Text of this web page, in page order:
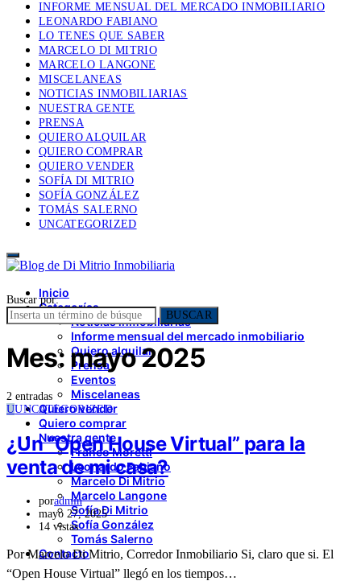
INFORME MENSUAL DEL MERCADO INMOBILIARIO
LEONARDO FABIANO
LO TENES QUE SABER
MARCELO DI MITRIO
MARCELO LANGONE
MISCELANEAS
NOTICIAS INMOBILIARIAS
NUESTRA GENTE
PRENSA
QUIERO ALQUILAR
QUIERO COMPRAR
QUIERO VENDER
SOFÍA DI MITRIO
SOFÍA GONZÁLEZ
TOMÁS SALERNO
UNCATEGORIZED
Inicio
Categorías
Noticias inmobiliarias
Informe mensual del mercado inmobiliario
Quiero alquilar
Prensa
Eventos
Miscelaneas
Quiero vender
Quiero comprar
Nuestra gente
Franco Moretti
Leonardo Fabiano
Marcelo Di Mitrio
Marcelo Langone
Sofía Di Mitrio
Sofía González
Tomás Salerno
Contacto
Buscar por:
BUSCAR
Mes: mayo 2025
2 entradas
UUNCATEGORIZED
¿Un “Open House Virtual” para la
venta de mi casa?
poradmin
mayo 27, 2025
14 vistas
Por Marcelo Di Mitrio, Corredor Inmobiliario Si, claro que si. El
“Open House Virtual” llegó en los tiempos…